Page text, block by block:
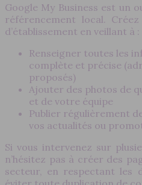
Google My Business est un
référencement local.
d’établissement en veillant à :
Renseigner toutes les
complète et précise
proposés)
Ajouter des photos de
et de votre équipe
Publier régulièrement
vos actualités ou
Si vous intervenez sur
n’hésitez pas à créer des
secteur, en respectant les